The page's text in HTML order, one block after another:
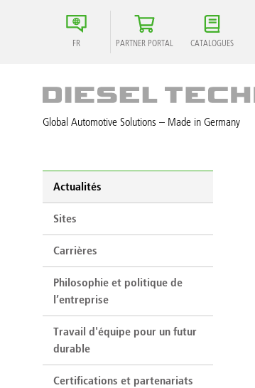
FR PARTNER PORTAL CATALOGUES
Global Automotive Solutions – Made in Germany
Actualités
Sites
Carrières
Philosophie et politique de
l’entreprise
Travail d'équipe pour un futur
durable
Certifications et partenariats